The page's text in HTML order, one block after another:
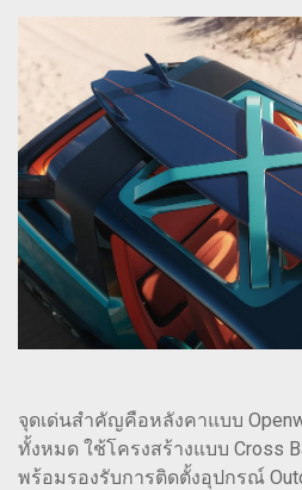
จุดเด่นสำคัญคือหลังคาแบบ
ทั้งหมด ใช้โครงสร้างแบบ Cross
พร้อมรองรับการติดตั้งอุปกรณ์